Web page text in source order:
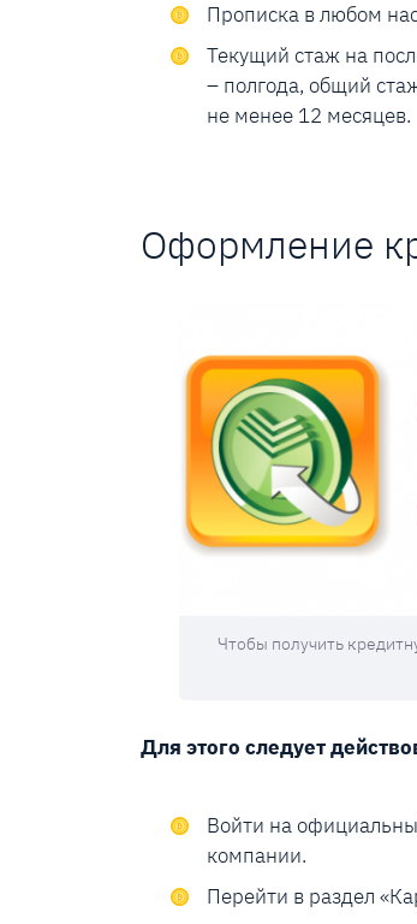
Прописка в любом
Текущий стаж на
– полгода, общий
не менее 12 месяцев.
Оформление
Чтобы получить
Для этого следует
Войти на
компании.
Перейти в раздел